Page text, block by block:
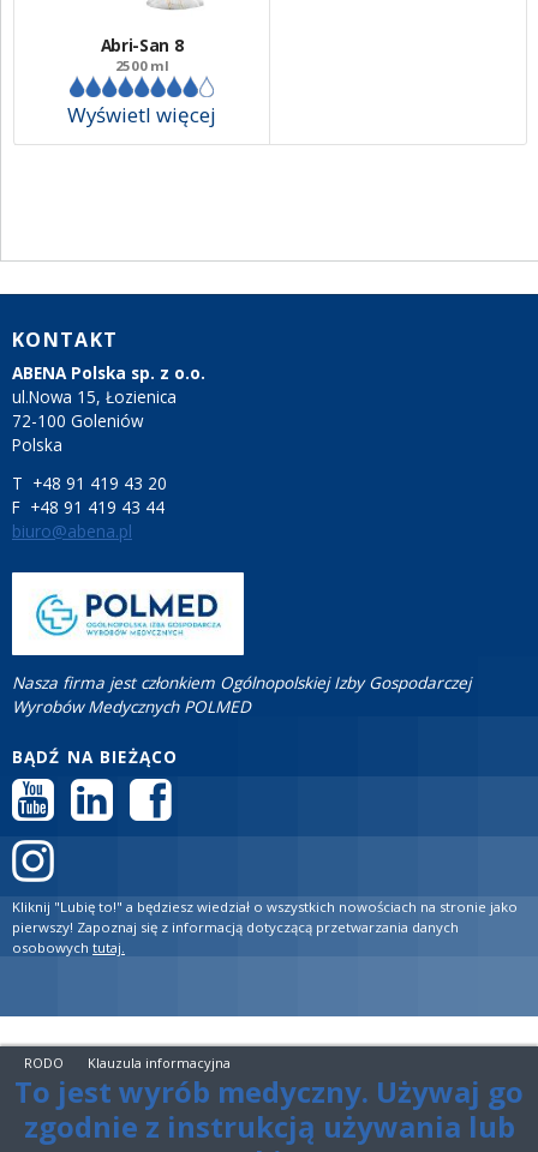
Abri-San 8
2500 ml
Wyświetl więcej
KONTAKT
ABENA Polska sp. z o.o.
ul.Nowa 15, Łozienica
72-100 Goleniów
Polska
T +48 91 419 43 20
F +48 91 419 43 44
biuro@abena.pl
Nasza firma jest członkiem Ogólnopolskiej Izby Gospodarczej
Wyrobów Medycznych POLMED
BĄDŹ NA BIEŻĄCO
Kliknij "Lubię to!" a będziesz wiedział o wszystkich nowościach na stronie jako
pierwszy! Zapoznaj się z informacją dotyczącą przetwarzania danych
osobowych tutaj.
RODO Klauzula informacyjna
To jest wyrób medyczny. Używaj go
zgodnie z instrukcją używania lub